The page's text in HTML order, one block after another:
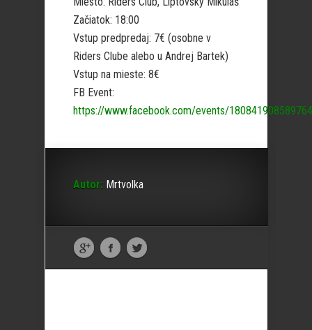
Začiatok: 18:00
Vstup predpredaj: 7€ (osobne v
Riders Clube alebo u Andrej Bartek)
Vstup na mieste: 8€
FB Event:
https://www.facebook.com/events/
Autor: Mrtvolka